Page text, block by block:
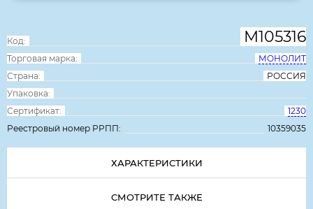
Код: М105316
Торговая марка:
МОНОЛИТ
Страна:
РОССИЯ
Упаковка:
Сертификат:
1230
Реестровый номер РРПП:
10359035
ХАРАКТЕРИСТИКИ
СМОТРИТЕ ТАКЖЕ